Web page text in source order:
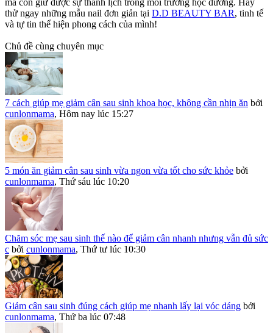
mà còn giữ được sự thanh lịch trong môi trường học đường. Hãy
thử ngay những mẫu nail đơn giản tại D.D BEAUTY BAR, tinh tế
và tự tin thể hiện phong cách của mình!
Chủ đề cùng chuyên mục
7 cách giúp mẹ giảm cân sau sinh khoa học, không cần nhịn ăn bởi
cunlonmama, Hôm nay lúc 15:27
5 món ăn giảm cân sau sinh vừa ngon vừa tốt cho sức khỏe bởi
cunlonmama, Thứ sáu lúc 10:20
Chăm sóc mẹ sau sinh thế nào để giảm cân nhanh nhưng vẫn đủ sức
c bởi cunlonmama, Thứ tư lúc 10:30
Giảm cân sau sinh đúng cách giúp mẹ nhanh lấy lại vóc dáng bởi
cunlonmama, Thứ ba lúc 07:48